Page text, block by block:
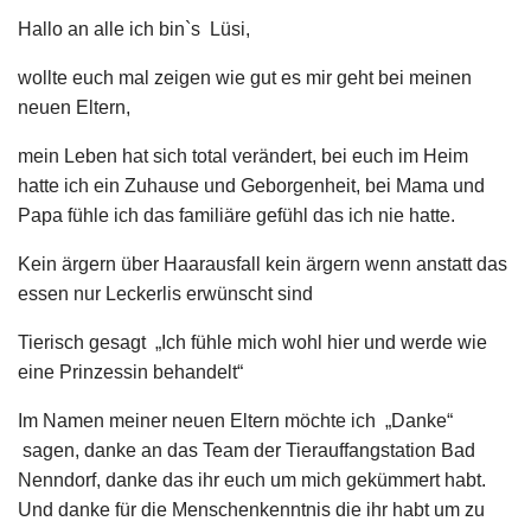
Hallo an alle ich bin`s Lüsi,
wollte euch mal zeigen wie gut es mir geht bei meinen
neuen Eltern,
mein Leben hat sich total verändert, bei euch im Heim
hatte ich ein Zuhause und Geborgenheit, bei Mama und
Papa fühle ich das familiäre gefühl das ich nie hatte.
Kein ärgern über Haarausfall kein ärgern wenn anstatt das
essen nur Leckerlis erwünscht sind
Tierisch gesagt „Ich fühle mich wohl hier und werde wie
eine Prinzessin behandelt“
Im Namen meiner neuen Eltern möchte ich „Danke“
sagen, danke an das Team der Tierauffangstation Bad
Nenndorf, danke das ihr euch um mich gekümmert habt.
Und danke für die Menschenkenntnis die ihr habt um zu